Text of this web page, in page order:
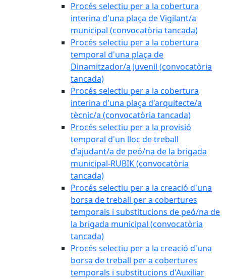
Procés selectiu per a la cobertura
interina d'una plaça de Vigilant/a
municipal (convocatòria tancada)
Procés selectiu per a la cobertura
temporal d'una plaça de
Dinamitzador/a Juvenil (convocatòria
tancada)
Procés selectiu per a la cobertura
interina d'una plaça d'arquitecte/a
tècnic/a (convocatòria tancada)
Procés selectiu per a la provisió
temporal d'un lloc de treball
d'ajudant/a de peó/na de la brigada
municipal-RUBIK (convocatòria
tancada)
Procés selectiu per a la creació d'una
borsa de treball per a cobertures
temporals i substitucions de peó/na de
la brigada municipal (convocatòria
tancada)
Procés selectiu per a la creació d'una
borsa de treball per a cobertures
temporals i substitucions d'Auxiliar